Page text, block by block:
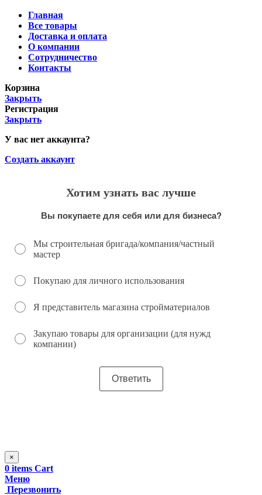
Главная
Все товары
Доставка и оплата
О компании
Сотрудничество
Контакты
Корзина
Закрыть
Регистрация
Закрыть
У вас нет аккаунта?
Создать аккаунт
Хотим узнать вас лучше
Вы покупаете для себя или для бизнеса?
Мы строительная бригада/компания/частный
мастер
Покупаю для личного использования
Я представитель магазина стройматериалов
Закупаю товары для организации (для нужд
компании)
×
0 items Cart
Меню
Перезвонить